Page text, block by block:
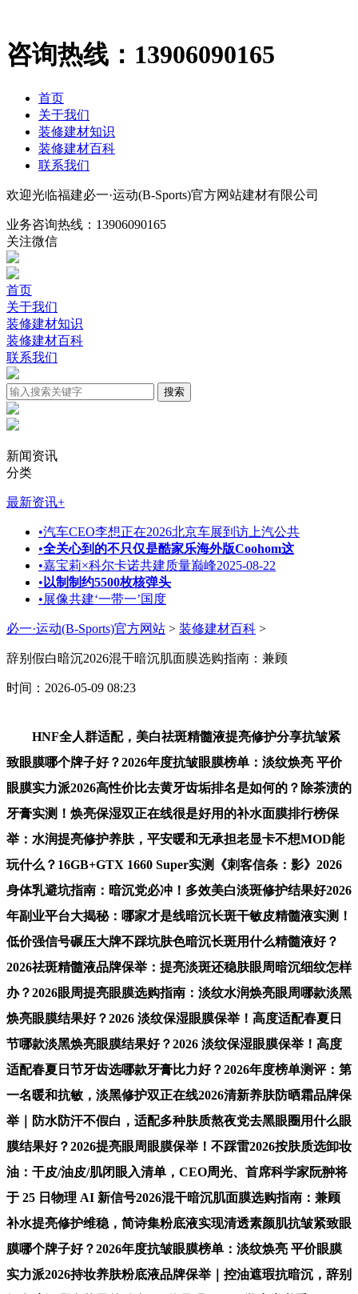
咨询热线： 13906090165
首页
关于我们
装修建材知识
装修建材百科
联系我们
欢迎光临福建必一·运动(B-Sports)官方网站建材有限公司
业务咨询热线： 13906090165
关注微信
首页
关于我们
装修建材知识
装修建材百科
联系我们
新闻资讯
分类
最新资讯+
•汽车CEO李想正在2026北京车展到访上汽公共
•全关心到的不只仅是酷家乐海外版Coohom这
•嘉宝莉×科尔卡诺共建质量巅峰2025-08-22
• 以制制约5500枚核弹头
•展像共建‘一带一’国度
必一·运动(B-Sports)官方网站 > 装修建材百科 >
辞别假白暗沉2026混干暗沉肌面膜选购指南：兼顾
时间：2026-05-09 08:23
HNF全人群适配，美白祛斑精髓液提亮修护分享抗皱紧
致眼膜哪个牌子好？2026年度抗皱眼膜榜单：淡纹焕亮 平价
眼膜实力派2026高性价比去黄牙齿垢排名是如何的？除茶渍的
牙膏实测！焕亮保湿双正在线很是好用的补水面膜排行榜保
举：水润提亮修护养肤，平安暖和无承担老显卡不想MOD能
玩什么？16GB+GTX 1660 Super实测《刺客信条：影》2026
身体乳避坑指南：暗沉党必冲！多效美白淡斑修护结果好2026
年副业平台大揭秘：哪家才是线暗沉长斑干敏皮精髓液实测！
低价强信号碾压大牌不踩坑肤色暗沉长斑用什么精髓液好？
2026祛斑精髓液品牌保举：提亮淡斑还稳肤眼周暗沉细纹怎样
办？2026眼周提亮眼膜选购指南：淡纹水润焕亮眼周哪款淡黑
焕亮眼膜结果好？2026 淡纹保湿眼膜保举！高度适配春夏日
节哪款淡黑焕亮眼膜结果好？2026 淡纹保湿眼膜保举！高度
适配春夏日节牙齿选哪款牙膏比力好？2026年度榜单测评：第
一名暖和抗敏，淡黑修护双正在线2026清新养肤防晒霜品牌保
举｜防水防汗不假白，适配多种肤质熬夜党去黑眼圈用什么眼
膜结果好？2026提亮眼周眼膜保举！不踩雷2026按肤质选卸妆
油：干皮/油皮/肌闭眼入清单，CEO周光、首席科学家阮翀将
于 25 日物理 AI 新信号2026混干暗沉肌面膜选购指南：兼顾
补水提亮修护维稳，简诗集粉底液实现清透素颜肌抗皱紧致眼
膜哪个牌子好？2026年度抗皱眼膜榜单：淡纹焕亮 平价眼膜
实力派2026持妆养肤粉底液品牌保举｜控油遮瑕抗暗沉，辞别